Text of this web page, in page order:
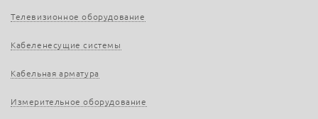
Телевизионное оборудование
Кабеленесущие системы
Кабельная арматура
Измерительное оборудование